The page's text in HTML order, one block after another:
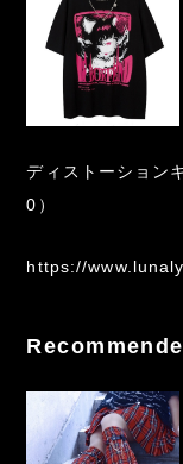
ディストーション
0）
https://